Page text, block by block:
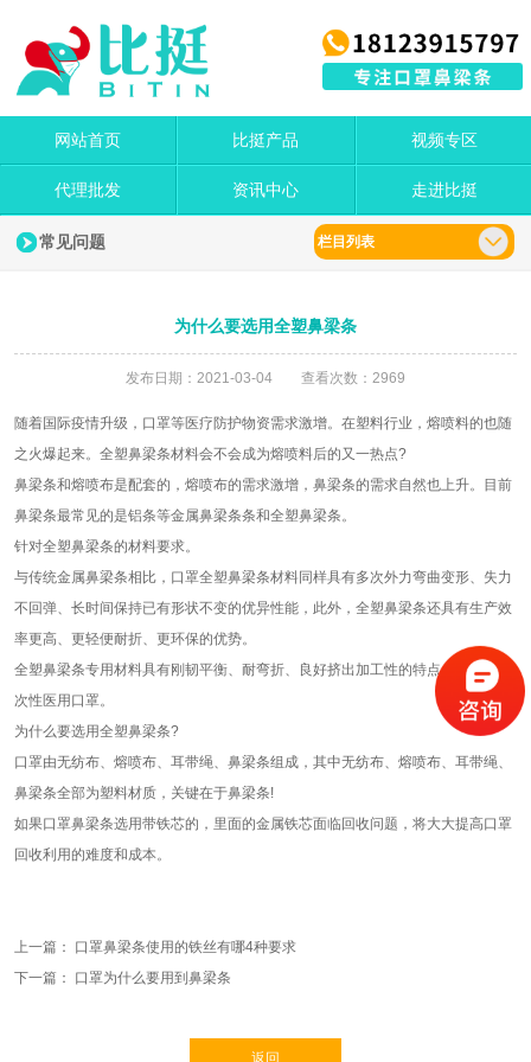
网站首页 比挺产品 视频专区
代理批发 资讯中心 走进比挺
常见问题 栏目列表
为什么要选用全塑鼻梁条
发布日期：2021-03-04 查看次数：2969
随着国际疫情升级，口罩等医疗防护物资需求激增。在塑料行业，熔喷料的也随
之火爆起来。全塑鼻梁条材料会不会成为熔喷料后的又一热点?
鼻梁条和熔喷布是配套的，熔喷布的需求激增，鼻梁条的需求自然也上升。目前
鼻梁条最常见的是铝条等金属鼻梁条条和全塑鼻梁条。
针对全塑鼻梁条的材料要求。
与传统金属鼻梁条相比，口罩全塑鼻梁条材料同样具有多次外力弯曲变形、失力
不回弹、长时间保持已有形状不变的优异性能，此外，全塑鼻梁条还具有生产效
率更高、更轻便耐折、更环保的优势。
全塑鼻梁条专用材料具有刚韧平衡、耐弯折、良好挤出加工性的特点，适用于一
次性医用口罩。
为什么要选用全塑鼻梁条?
口罩由无纺布、熔喷布、耳带绳、鼻梁条组成，其中无纺布、熔喷布、耳带绳、
鼻梁条全部为塑料材质，关键在于鼻梁条!
如果口罩鼻梁条选用带铁芯的，里面的金属铁芯面临回收问题，将大大提高口罩
回收利用的难度和成本。
上一篇： 口罩鼻梁条使用的铁丝有哪4种要求
下一篇： 口罩为什么要用到鼻梁条
返回